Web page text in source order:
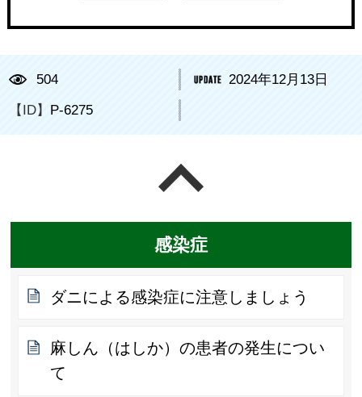
504 2024年12月13日
【ID】 P-6275
感染症
ダニによる感染症に注意しましょう
麻しん（はしか）の患者の発生につい
て